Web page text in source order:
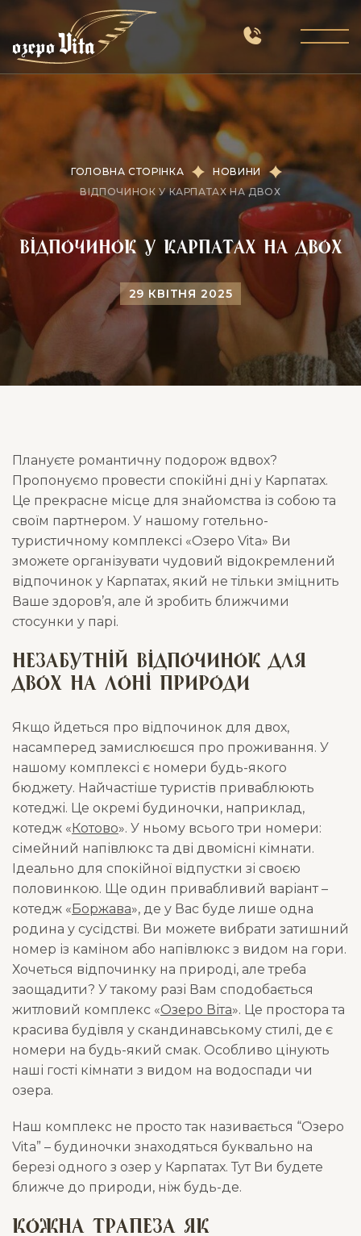
ГОЛОВНА СТОРІНКА
НОВИНИ
ВІДПОЧИНОК У КАРПАТАХ НА ДВОХ
Відпочинок у Карпатах на двох
29 КВІТНЯ 2025
Плануєте романтичну подорож вдвох?
Пропонуємо провести спокійні дні у Карпатах.
Це прекрасне місце для знайомства із собою та
своїм партнером. У нашому готельно-
туристичному комплексі «Озеро Vita» Ви
зможете організувати чудовий відокремлений
відпочинок у Карпатах, який не тільки зміцнить
Ваше здоров’я, але й зробить ближчими
стосунки у парі.
Незабутній відпочинок для
двох на лоні природи
Якщо йдеться про відпочинок для двох,
насамперед замислюєшся про проживання. У
нашому комплексі є номери будь-якого
бюджету. Найчастіше туристів приваблюють
котеджі. Це окремі будиночки, наприклад,
котедж «Котово». У ньому всього три номери:
сімейний напівлюкс та дві двомісні кімнати.
Ідеально для спокійної відпустки зі своєю
половинкою. Ще один привабливий варіант –
котедж «Боржава», де у Вас буде лише одна
родина у сусідстві. Ви можете вибрати затишний
номер із каміном або напівлюкс з видом на гори.
Хочеться відпочинку на природі, але треба
заощадити? У такому разі Вам сподобається
житловий комплекс «Озеро Віта». Це простора та
красива будівля у скандинавському стилі, де є
номери на будь-який смак. Особливо цінують
наші гості кімнати з видом на водоспади чи
озера.
Наш комплекс не просто так називається “Озеро
Vita” – будиночки знаходяться буквально на
березі одного з озер у Карпатах. Тут Ви будете
ближче до природи, ніж будь-де.
Кожна трапеза як